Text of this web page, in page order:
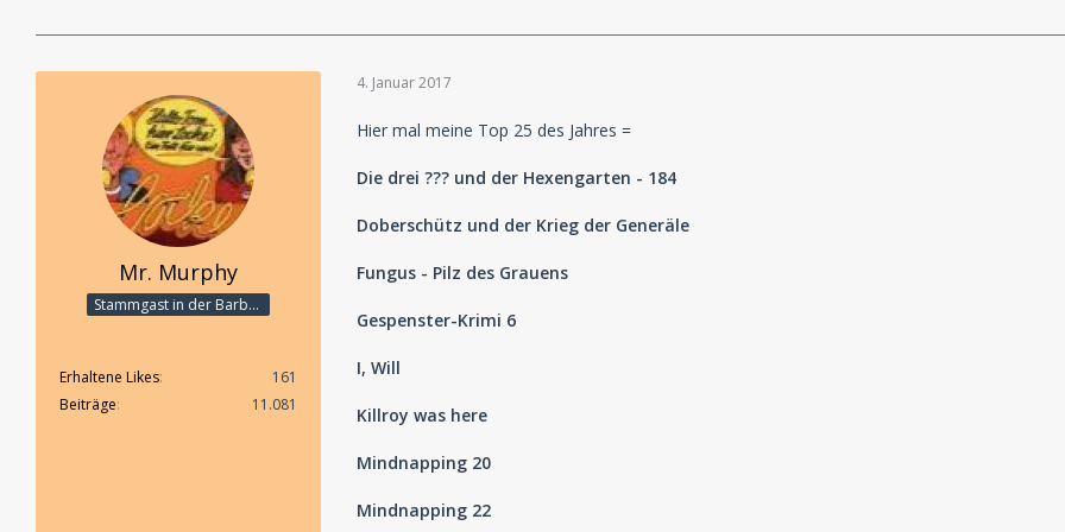
Mr. Murphy
Stammgast in der Barbarabar
Erhaltene Likes
161
Beiträge
11.081
4. Januar 2017
Hier mal meine Top 25 des Jahres =
Die drei ??? und der Hexengarten - 184
Doberschütz und der Krieg der Generäle
Fungus - Pilz des Grauens
Gespenster-Krimi 6
I, Will
Killroy was here
Mindnapping 20
Mindnapping 22